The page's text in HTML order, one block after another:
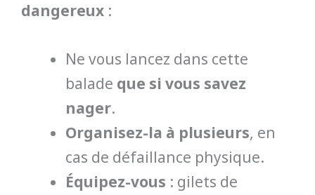
dangereux :
Ne vous lancez dans cette
balade que si vous savez
nager.
Organisez-la à plusieurs, en
cas de défaillance physique.
Équipez-vous : gilets de